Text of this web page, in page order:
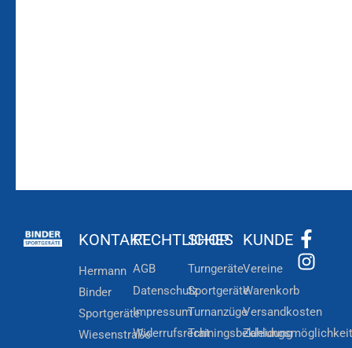
KONTAKT
Hermann
Binder
Sportgeräte
Wiesenstraße
RECHTLICHES
AGB
Datenschutz
Impressum
Widerrufsrecht
SHOP
Turngeräte
Sportgeräte
Turnanzüge
Trainingsbekleidung
KUNDE
Vereine
Warenkorb
Versandkosten